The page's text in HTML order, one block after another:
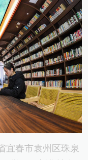
宜春市袁州区珠泉